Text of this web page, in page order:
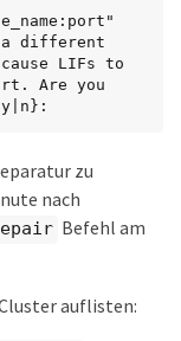
a different
LIFs to
Are you
zu
nach
Befehl am
auflisten: